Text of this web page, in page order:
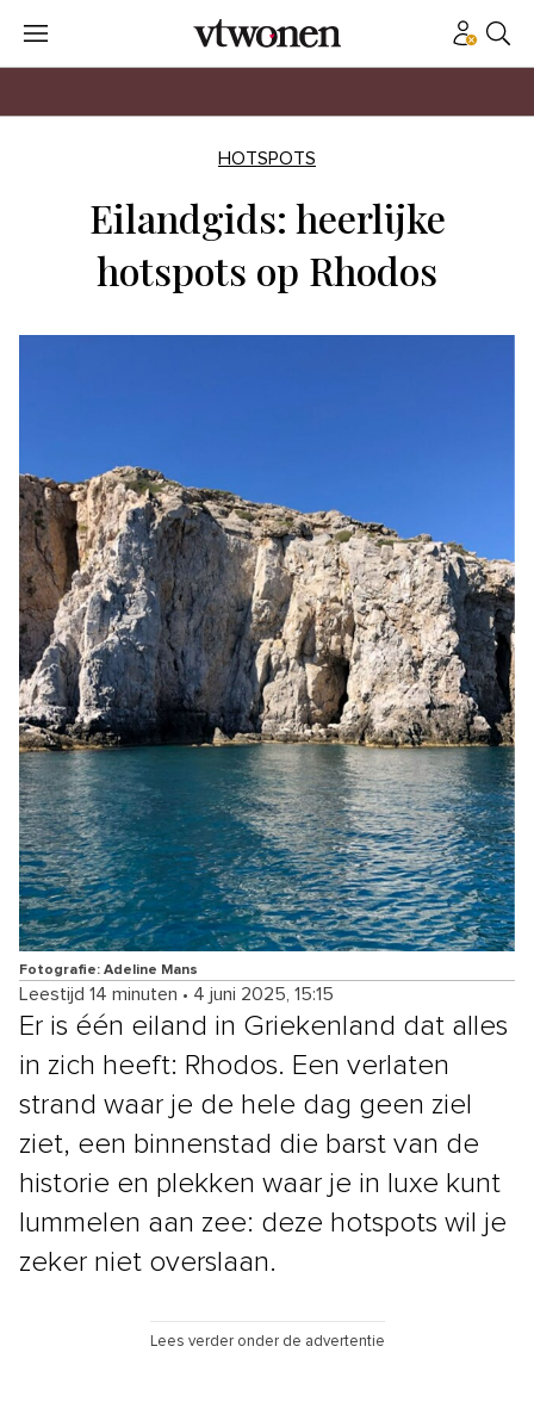
HOTSPOTS
Eilandgids: heerlijke
hotspots op Rhodos
Fotografie: Adeline Mans
Leestijd 14 minuten • 4 juni 2025, 15:15
Er is één eiland in Griekenland dat alles
in zich heeft: Rhodos. Een verlaten
strand waar je de hele dag geen ziel
ziet, een binnenstad die barst van de
historie en plekken waar je in luxe kunt
lummelen aan zee: deze hotspots wil je
zeker niet overslaan.
Lees verder onder de advertentie